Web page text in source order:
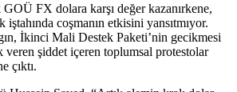
FX dolara karşı değer kazanırkene,
iştahında coşmanın etkisini yansıtmıyor.
İkinci Mali Destek Paketi’nin gecikmesi
şiddet içeren toplumsal protestolar
çıktı.